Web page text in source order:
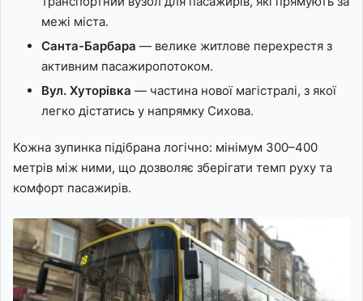
межі міста.
Санта-Барбара — велике житлове перехрестя з
активним пасажиропотоком.
Вул. Хуторівка — частина нової магістралі, з якої
легко дістатись у напрямку Сихова.
Кожна зупинка підібрана логічно: мінімум 300–400
метрів між ними, що дозволяє зберігати темп руху та
комфорт пасажирів.